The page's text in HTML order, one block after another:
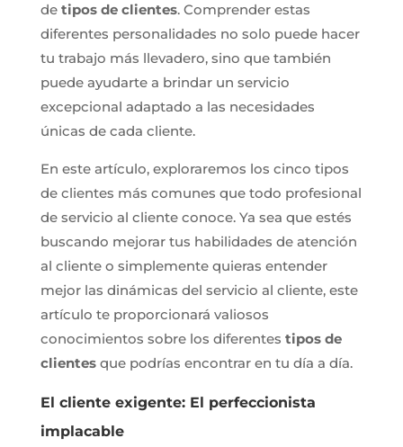
de tipos de clientes. Comprender estas
diferentes personalidades no solo puede hacer
tu trabajo más llevadero, sino que también
puede ayudarte a brindar un servicio
excepcional adaptado a las necesidades
únicas de cada cliente.
En este artículo, exploraremos los cinco tipos
de clientes más comunes que todo profesional
de servicio al cliente conoce. Ya sea que estés
buscando mejorar tus habilidades de atención
al cliente o simplemente quieras entender
mejor las dinámicas del servicio al cliente, este
artículo te proporcionará valiosos
conocimientos sobre los diferentes tipos de
clientesque podrías encontrar en tu día a día.
El cliente exigente: El perfeccionista
implacable